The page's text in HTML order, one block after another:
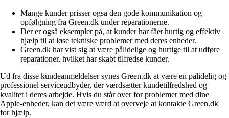
Mange kunder prisser også den gode kommunikation og
opfølgning fra Green.dk under reparationerne.
Der er også eksempler på, at kunder har fået hurtig og effektiv
hjælp til at løse tekniske problemer med deres enheder.
Green.dk har vist sig at være pålidelige og hurtige til at udføre
reparationer, hvilket har skabt tilfredse kunder.
Ud fra disse kundeanmeldelser synes Green.dk at være en pålidelig og
professionel serviceudbyder, der værdsætter kundetilfredshed og
kvalitet i deres arbejde. Hvis du står over for problemer med dine
Apple-enheder, kan det være værd at overveje at kontakte Green.dk
for hjælp.